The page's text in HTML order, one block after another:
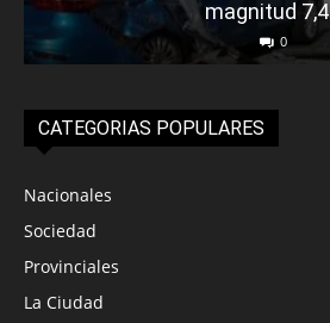
magnitud 7,4
0
CATEGORIAS POPULARES
Nacionales
Sociedad
Provinciales
La Ciudad